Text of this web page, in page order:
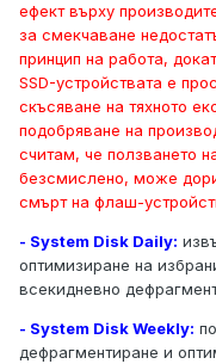
ефект върху
за смекчаване
принцип на работа,
SSD-устройствата е
скъсяване на тяхното
подобряване на
считам, че ползването
безсмислено, може
смърт на флаш-
- System Disk Daily:
оптимизиране на
всекидневно
- System Disk Weekly:
дефрагментиране и